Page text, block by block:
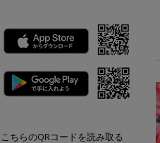
こちらのQRコードを読み取る